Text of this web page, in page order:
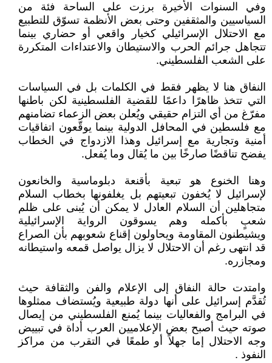
وفي السنوات الأخيرة برزت على الساحة فئة من
السياسيين والمثقفين وحتى بعض الأنظمة تسوّق للتطبيع
مع الاحتلال الإسرائيلي كخيار واقعي أو حضاري بينما
تتجاهل جرائم الحرب والاستيطان والاعتداءات المتكررة
على الشعب الفلسطيني.
النفاق هنا لا يظهر فقط في الكلمات بل في السياسات
التي تتخذ ظاهرًا داعمًا للقضية الفلسطينية لكن باطنها
مفرّغ من أي التزام حقيقي ويُعلن بعض الزعماء تضامنهم
مع فلسطين في المحافل الدولية بينما يوقّعون اتفاقيات
أمنية وتجارية مع إسرائيل وهذا الازدواج في الخطاب
يفضح تناقضًا صارخًا بين ما يُقال وما يُفعل.
وهنا الخنوع هو تبعية بأقنعة دبلوماسية والخانعون
لإسرائيل لا يُخفون تبعيتهم بل يغلفونها بخطاب السلام
متجاهلين أن السلام العادل لا يمكن أن يُبنى على ظلم
شعبٍ بأكمله وهم يسوقون الرواية الإسرائيلية
ويشيطنون المقاومة ويحاولون إقناع شعوبهم بأن الصراع
قد انتهى رغم أن الاحتلال لا يزال يواصل قمعه واستيطانه
ومجازره.
وامتدت حالة النفاق إلى الإعلام والفن والثقافة حيث
تُقدَّم إسرائيل على أنها دولة طبيعية ويُستضاف ممثلوها
في البرامج والفعاليات بينما يُمنع الفلسطيني من إيصال
صوته حيث أصبح بعض الإعلاميين العرب أداة في تبييض
وجه الاحتلال إما جهلاً أو طمعًا في التقرب من مراكز
النفوذ .